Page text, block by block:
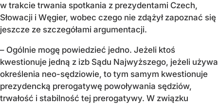
w trakcie trwania spotkania z prezydentami Czech,
Słowacji i Węgier, wobec czego nie zdążył zapoznać się
jeszcze ze szczegółami argumentacji.
– Ogólnie mogę powiedzieć jedno. Jeżeli ktoś
kwestionuje jedną z izb Sądu Najwyższego, jeżeli używa
określenia neo-sędziowie, to tym samym kwestionuje
prezydencką prerogatywę powoływania sędziów,
trwałość i stabilność tej prerogatywy. W związku